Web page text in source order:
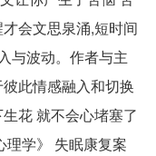
会文思泉涌,短时间
与波动。作者与主
此情感融入和切换
花 就不会心堵塞了
理学》 失眠康复案